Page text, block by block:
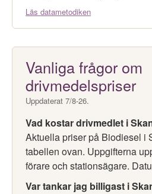
Läs datametodiken
Vanliga frågor om
drivmedelspriser
Uppdaterat 7/8-26.
Vad kostar drivmedlet i
Aktuella priser på Biodiesel i
tabellen ovan. Uppgifterna
förare och stationsägare.
Var tankar jag billigast i